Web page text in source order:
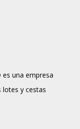
es una empresa
lotes y cestas